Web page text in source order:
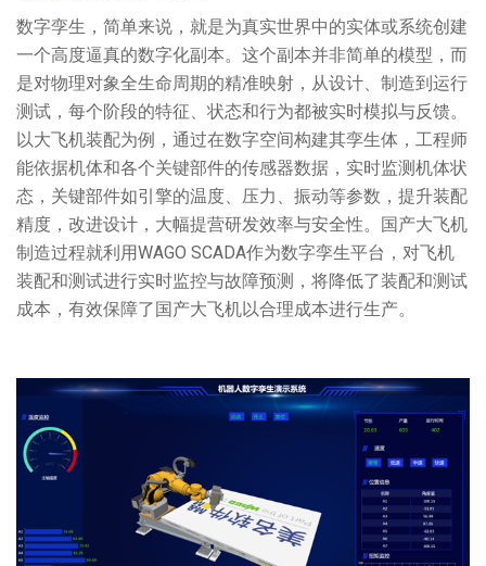
数字孪生，简单来说，就是为真实世界中的实体或系统创建
一个高度逼真的数字化副本。这个副本并非简单的模型，而
是对物理对象全生命周期的精准映射，从设计、制造到运行
测试，每个阶段的特征、状态和行为都被实时模拟与反馈。
以大飞机装配为例，通过在数字空间构建其孪生体，工程师
能依据机体和各个关键部件的传感器数据，实时监测机体状
态，关键部件如引擎的温度、压力、振动等参数，提升装配
精度，改进设计，大幅提营研发效率与安全性。国产大飞机
制造过程就利用WAGO SCADA作为数字孪生平台，对飞机
装配和测试进行实时监控与故障预测，将降低了装配和测试
成本，有效保障了国产大飞机以合理成本进行生产。